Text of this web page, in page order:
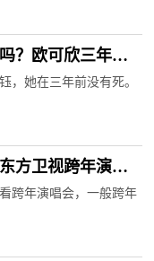
？欧可欣三年前
，她在三年前没有死。
方卫视跨年演唱
跨年演唱会，一般跨年